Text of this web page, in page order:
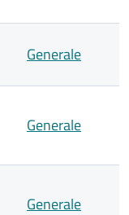
Generale
Generale
Generale